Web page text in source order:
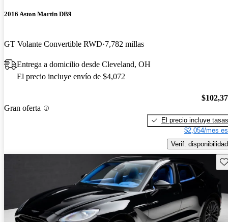
2016 Aston Martin DB9
GT Volante Convertible RWD 7,782 millas
Entrega a domicilio desde Cleveland, OH
El precio incluye envío de $4,072
Gran oferta
El precio incluye tasas
$2,054/mes
Verif. disponibilidad